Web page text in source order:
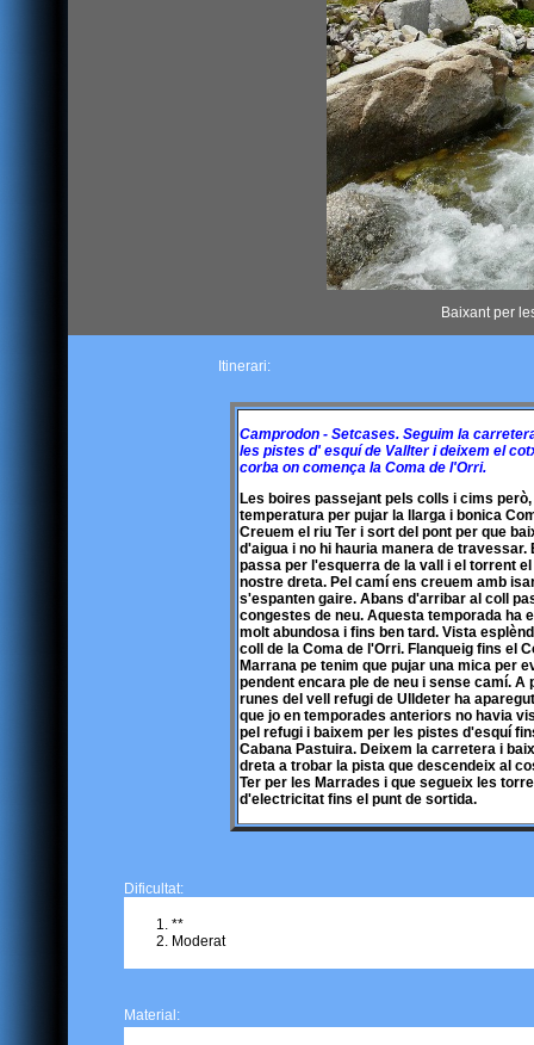
Baixant per
Itinerari:
Camprodon - Setcases. Seguim la
les pistes d' esquí de Vallter i deixem el
corba on comença la Coma de l'Orri.
Les boires passejant pels colls i cims però,
temperatura per pujar la llarga i bonica
Creuem el riu Ter i sort del pont per que
d'aigua i no hi hauria manera de travessar.
passa per l'esquerra de la vall i el torrent
nostre dreta. Pel camí ens creuem amb
s'espanten gaire. Abans d'arribar al coll
congestes de neu. Aquesta temporada ha
molt abundosa i fins ben tard. Vista
coll de la Coma de l'Orri. Flanqueig fins el
Marrana pe tenim que pujar una mica per
pendent encara ple de neu i sense camí. A
runes del vell refugi de Ulldeter ha
que jo en temporades anteriors no havia
pel refugi i baixem per les pistes d'esquí
Cabana Pastuira. Deixem la carretera i
dreta a trobar la pista que descendeix al
Ter per les Marrades i que segueix les
d'electricitat fins el punt de sortida.
Dificultat:
**
Moderat
Material: